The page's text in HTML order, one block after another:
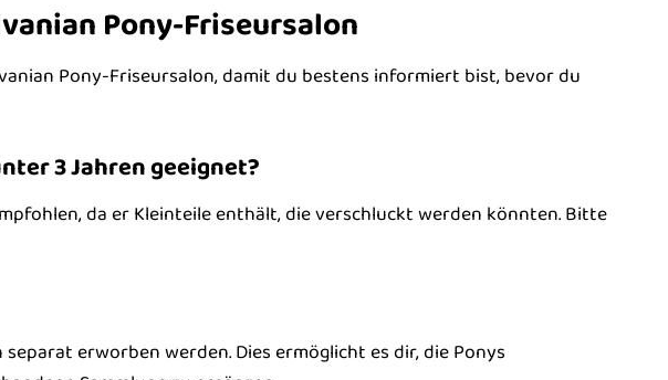
Pony-Friseursalon
Pony-Friseursalon, damit du bestens informiert bist, bevor du
3 Jahren geeignet?
da er Kleinteile enthält, die verschluckt werden könnten. Bitte
erworben werden. Dies ermöglicht es dir, die Ponys